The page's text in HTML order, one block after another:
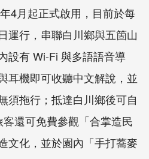
4月起正式啟用，目前於每
運行，串聯白川鄉與五箇山
設有 Wi-Fi 與多語語音導
耳機即可收聽中文解說，並
須拖行；抵達白川鄉後可自
還可免費參觀「合掌造民
文化，並於園內「手打蕎麥